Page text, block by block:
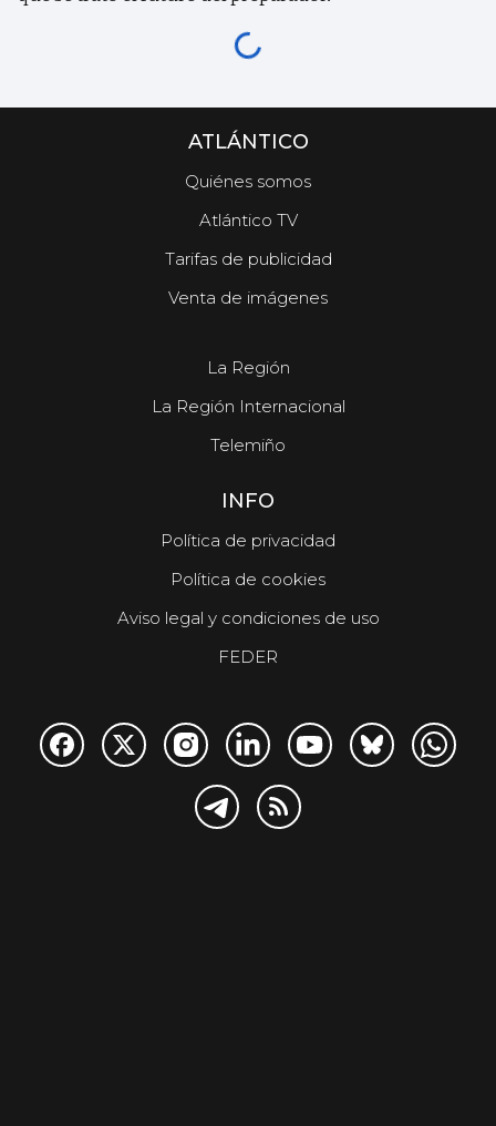
ATLÁNTICO
Quiénes somos
Atlántico TV
Tarifas de publicidad
Venta de imágenes
La Región
La Región Internacional
Telemiño
INFO
Política de privacidad
Política de cookies
Aviso legal y condiciones de uso
FEDER